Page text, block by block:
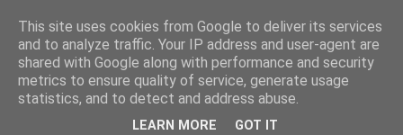
pondělí 9. února 2015
Losar v BA - 21.2. & tanečníci na
This site uses cookies from Google to deliver its services
and to analyze traffic. Your IP address and user-agent are
shared with Google along with performance and security
metrics to ensure quality of service, generate usage
statistics, and to detect and address abuse.
LEARN MORE GOT IT